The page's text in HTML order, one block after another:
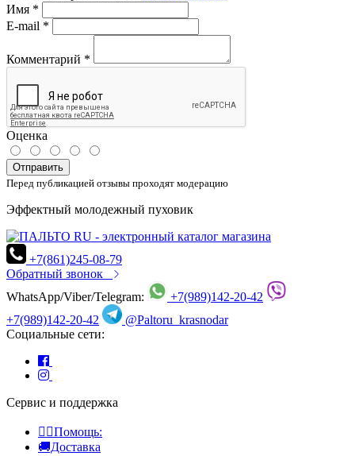
Имя *
E-mail *
Комментарий *
Оценка
Отправить
Перед публикацией отзывы проходят модерацию
Эффектный молодежный пуховик
+7(861)245-08-79
Обратный звонок
WhatsApp/Viber/Telegram:
+7(989)142-20-42
+7(989)142-20-42
@Paltoru_krasnodar
Социальные сети:
Сервис и поддержка
👍🏻Помощь:
🚚Доставка